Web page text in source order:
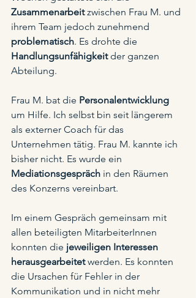
Zusammenarbeit zwischen Frau M. und
ihrem Team jedoch zunehmend
problematisch. Es drohte die
Handlungsunfähigkeit der ganzen
Abteilung.
Frau M. bat die Personalentwicklung
um Hilfe. Ich selbst bin seit längerem
als externer Coach für das
Unternehmen tätig. Frau M. kannte ich
bisher nicht. Es wurde ein
Mediationsgespräch in den Räumen
des Konzerns vereinbart.
Im einem Gespräch gemeinsam mit
allen beteiligten MitarbeiterInnen
konnten die jeweiligen Interessen
herausgearbeitet werden. Es konnten
die Ursachen für Fehler in der
Kommunikation und in nicht mehr